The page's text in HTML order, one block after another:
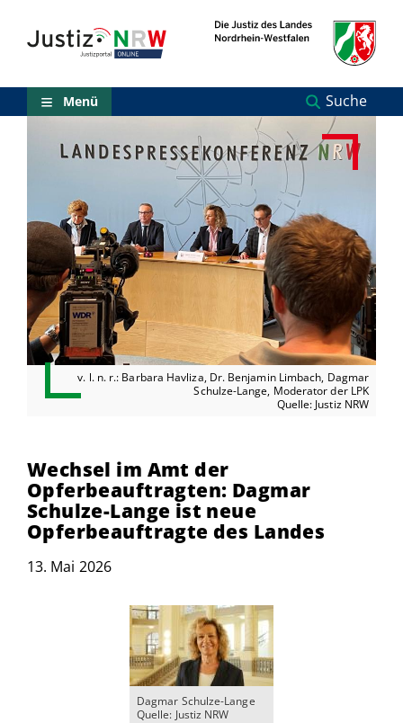
Inhalt
(Sprungmarken)
Menü
Zur
Entscheidungssuche
Hauptnavigation
Zum
aktuellen
Inhalt
Zu
ausgewählten
Links
zu
einzelnen
Seiten
Menü Suche
v. l. n. r.: Barbara Havliza, Dr. Benjamin Limbach, Dagmar
Schulze-Lange, Moderator der LPK
Quelle: Justiz NRW
Wechsel im Amt der
Opferbeauftragten: Dagmar
Schulze-Lange ist neue
Opferbeauftragte des Landes
13. Mai 2026
Dagmar Schulze-Lange
Quelle: Justiz NRW